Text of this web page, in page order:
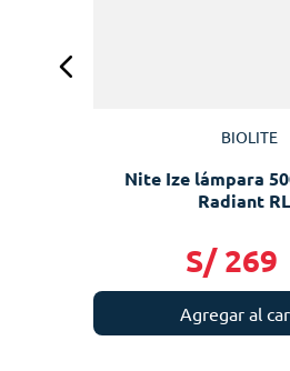
BIOLITE
Nite Ize lámpara
Radiant
S/ 269
Agregar al